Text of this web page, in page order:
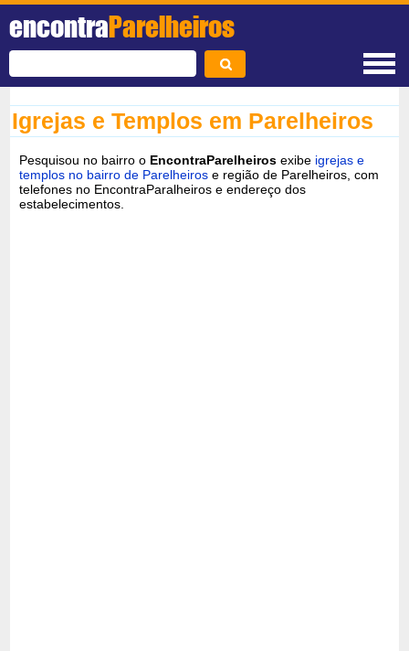
encontraParelheiros
Igrejas e Templos em Parelheiros
Pesquisou no bairro o EncontraParelheiros exibe igrejas e
templos no bairro de Parelheiros e região de Parelheiros, com
telefones no EncontraParalheiros e endereço dos
estabelecimentos.